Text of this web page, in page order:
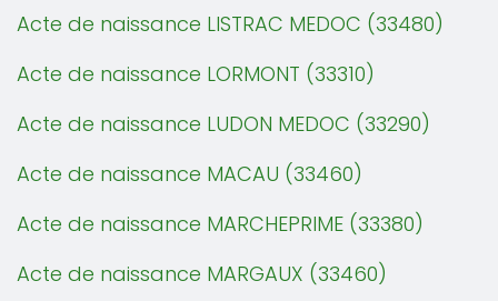
Acte de naissance LISTRAC MEDOC (33480)
Acte de naissance LORMONT (33310)
Acte de naissance LUDON MEDOC (33290)
Acte de naissance MACAU (33460)
Acte de naissance MARCHEPRIME (33380)
Acte de naissance MARGAUX (33460)